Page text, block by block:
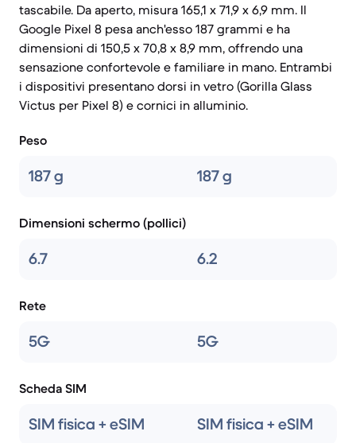
tascabile. Da aperto, misura 165,1 x 71,9 x 6,9 mm. Il
Google Pixel 8 pesa anch'esso 187 grammi e ha
dimensioni di 150,5 x 70,8 x 8,9 mm, offrendo una
sensazione confortevole e familiare in mano. Entrambi
i dispositivi presentano dorsi in vetro (Gorilla Glass
Victus per Pixel 8) e cornici in alluminio.
Peso
187 g 187 g
Dimensioni schermo (pollici)
6.7 6.2
Rete
5G 5G
Scheda SIM
SIM fisica + eSIM SIM fisica + eSIM